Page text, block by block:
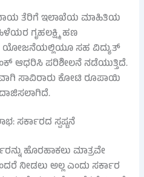
ತೆರಿಗೆ ಇಲಾಖೆಯ ಮಾಹಿತಿಯ
ಗೃಹಲಕ್ಷ್ಮಿ ಹಣ
ಯೋಜನೆಯಲ್ಲಿಯೂ ಸಹ ವಿದ್ಯುತ್
ಆಧರಿಸಿ ಪರಿಶೀಲನೆ ನಡೆಯುತ್ತಿದೆ.
ಸಾವಿರಾರು ಕೋಟಿ ರೂಪಾಯಿ
ಸರ್ಕಾರದ ಸ್ಪಷ್ಟನೆ
ಹೊರಹಾಕಲು ಮಾತ್ರವೇ
ನೀಡಲು ಅಲ್ಲ ಎಂದು ಸರ್ಕಾರ